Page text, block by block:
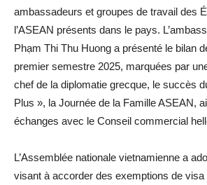
ambassadeurs et groupes de travail des
l’ASEAN présents dans le pays.
Phạm Thi Thu Huong a présenté le bilan
premier semestre 2025, marquées par
chef de la diplomatie grecque, le succès
Plus », la Journée de la Famille ASEAN,
échanges avec le Conseil commercial
L’Assemblée nationale vietnamienne a
visant à accorder des exemptions de visa